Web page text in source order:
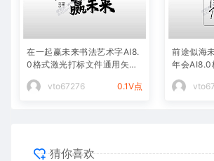
在一起赢未来书法艺术字AI8.
0格式激光打标文件通用矢量
vto67276
0.1V点
前途似海
年会AI8.0
猜你喜欢